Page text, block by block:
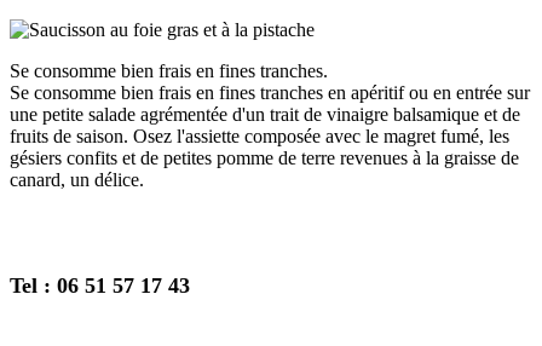
Se consomme bien frais en fines tranches.
Se consomme bien frais en fines tranches en apéritif ou en entrée sur
une petite salade agrémentée d'un trait de vinaigre balsamique et de
fruits de saison. Osez l'assiette composée avec le magret fumé, les
gésiers confits et de petites pomme de terre revenues à la graisse de
canard, un délice.
Tel : 06 51 57 17 43